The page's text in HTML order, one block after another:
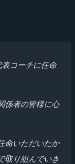
コーチに任命
係者の皆様に心
命いただいたか
取り組んでいき